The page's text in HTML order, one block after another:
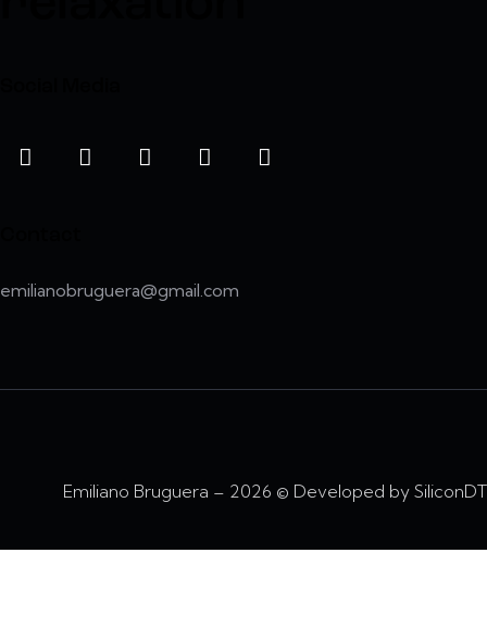
emilianobruguera@gmail.com
Emiliano Bruguera – 2026 © Developed by SiliconDT